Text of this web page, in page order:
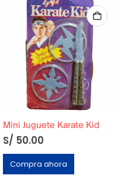
Mini Juguete Karate Kid
S/ 50.00
Compra ahora